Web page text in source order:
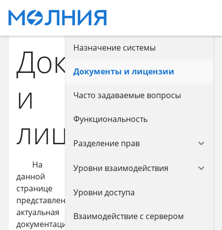
Документы
и
лицензии
На
данной
странице
представлена
актуальная
документация
Назначение системы
Документы и лицензии
Часто задаваемые вопросы
Функциональность
Разделение прав
Уровни взаимодействия
Уровни доступа
Взаимодействие с сервером